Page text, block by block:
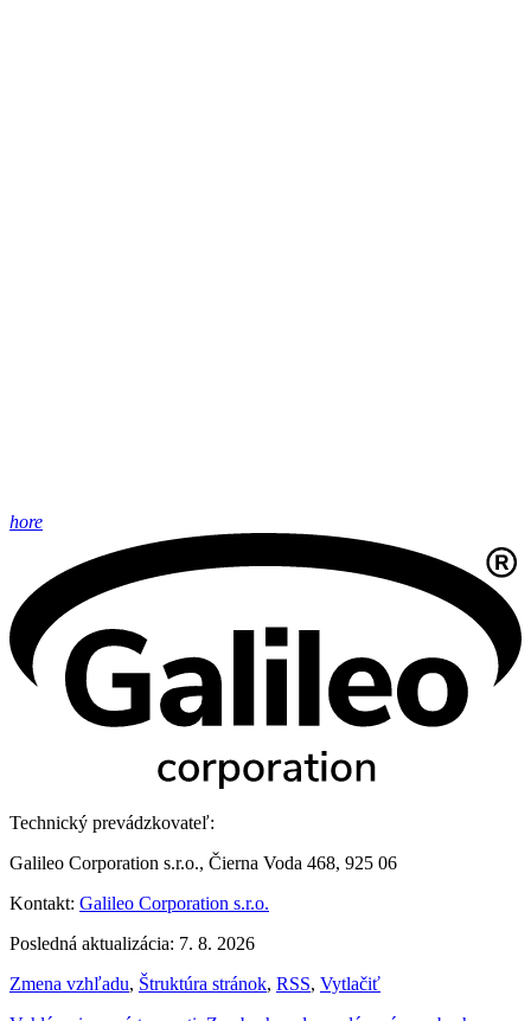
hore
Technický prevádzkovateľ:
Galileo Corporation s.r.o., Čierna Voda 468, 925 06
Kontakt: Galileo Corporation s.r.o.
Posledná aktualizácia: 7. 8. 2026
Zmena vzhľadu, Štruktúra stránok, RSS, Vytlačiť